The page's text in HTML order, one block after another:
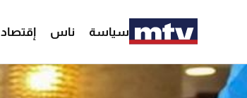
سياسة ناس إقتصاد